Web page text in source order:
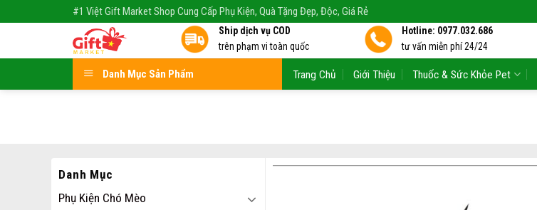
#1 Việt Gift Market Shop Cung Cấp Phụ Kiện, Quà Tặng Đẹp, Độc, Giá Rẻ
Ship dịch vụ COD
trên phạm vi toàn quốc
Hotline: 0977.032.686
tư vấn miễn phí 24/24
Danh Mục Sản Phẩm Trang Chủ Giới Thiệu Thuốc & Sức Khỏe Pet
Danh Mục
Phụ Kiện Chó Mèo